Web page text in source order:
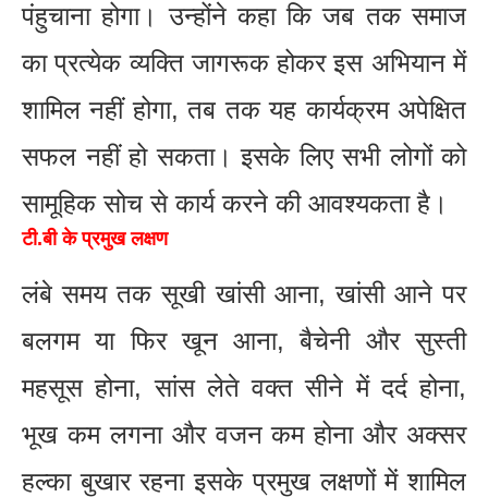
पंहुचाना होगा। उन्होंने कहा कि जब तक समाज
का प्रत्येक व्यक्ति जागरूक होकर इस अभियान में
शामिल नहीं होगा, तब तक यह कार्यक्रम अपेक्षित
सफल नहीं हो सकता। इसके लिए सभी लोगों को
सामूहिक सोच से कार्य करने की आवश्यकता है।
टी.बी के प्रमुख लक्षण
लंबे समय तक सूखी खांसी आना, खांसी आने पर
बलगम या फिर खून आना, बैचेनी और सुस्ती
महसूस होना, सांस लेते वक्त सीने में दर्द होना,
भूख कम लगना और वजन कम होना और अक्सर
हल्का बुखार रहना इसके प्रमुख लक्षणों में शामिल